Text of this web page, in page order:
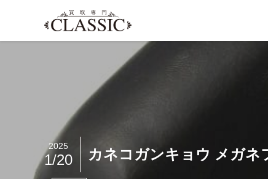
カネコガンキョウ メガネ
2025
1/20